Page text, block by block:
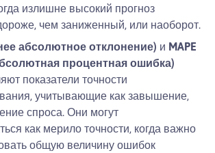
излишне высокий прогноз
чем заниженный, или наоборот.
абсолютное отклонение) и MAPE
процентная ошибка)
показатели точности
учитывающие как завышение,
спроса. Они могут
как мерило точности, когда важно
общую величину ошибок